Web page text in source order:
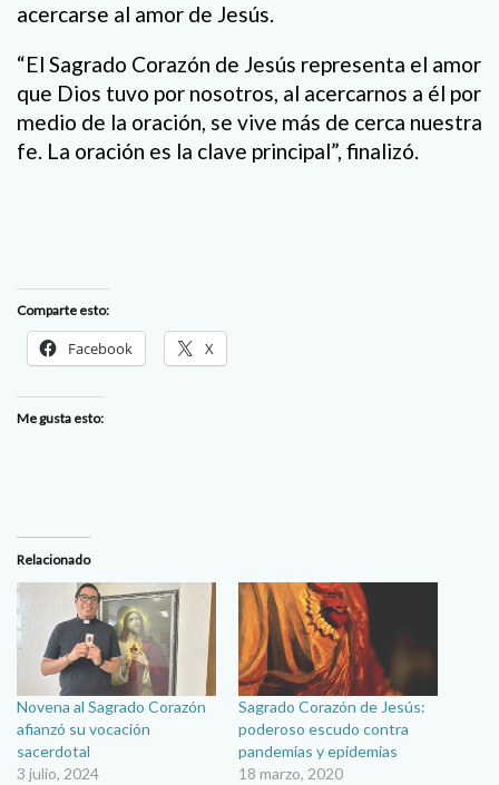
acercarse al amor de Jesús.
“El Sagrado Corazón de Jesús representa el amor
que Dios tuvo por nosotros, al acercarnos a él por
medio de la oración, se vive más de cerca nuestra
fe. La oración es la clave principal”, finalizó.
Comparte esto:
Facebook X
Me gusta esto:
Relacionado
Novena al Sagrado Corazón
afianzó su vocación
sacerdotal
3 julio, 2024
Sagrado Corazón de Jesús:
poderoso escudo contra
pandemias y epidemias
18 marzo, 2020